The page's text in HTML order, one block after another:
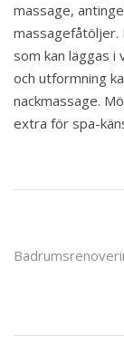
massage,
massagefåtöljer.
som kan läggas
och utformning
nackmassage.
extra för spa-
Post